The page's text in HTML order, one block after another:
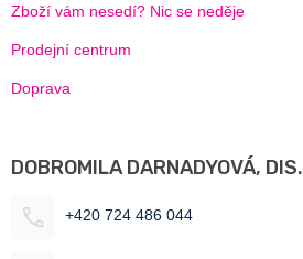
Zboží vám nesedí? Nic se neděje
Prodejní centrum
Doprava
DOBROMILA DARNADYOVÁ, DIS.
+420 724 486 044